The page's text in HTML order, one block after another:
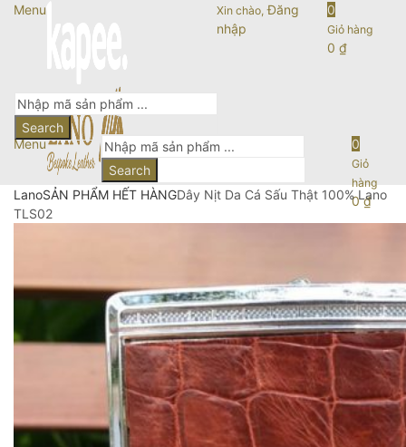
Menu Xin chào, Đăng
nhập
0
Giỏ hàng
0 ₫
Search
Menu
Search
0
Giỏ
hàng
0₫
LanoSẢN PHẨM HẾT HÀNGDây Nịt Da Cá Sấu Thật 100% Lano
TLS02